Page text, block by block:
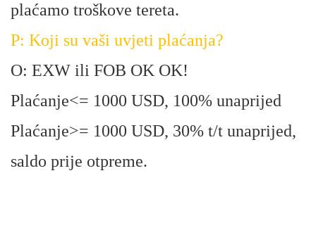
plaćamo troškove tereta.
P: Koji su vaši uvjeti plaćanja?
O: EXW ili FOB OK OK!
Plaćanje<= 1000 USD, 100% unaprijed
Plaćanje>= 1000 USD, 30% t/t unaprijed,
saldo prije otpreme.